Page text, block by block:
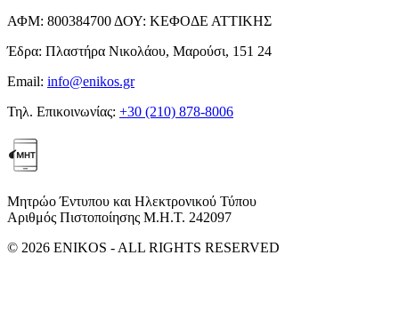
ΑΦΜ: 800384700 ΔΟΥ: ΚΕΦΟΔΕ ΑΤΤΙΚΗΣ
Έδρα: Πλαστήρα Νικολάου, Μαρούσι, 151 24
Email: info@enikos.gr
Τηλ. Επικοινωνίας: +30 (210) 878-8006
Μητρώο Έντυπου και Ηλεκτρονικού Τύπου
Αριθμός Πιστοποίησης Μ.Η.Τ. 242097
© 2026 ENIKOS - ALL RIGHTS RESERVED